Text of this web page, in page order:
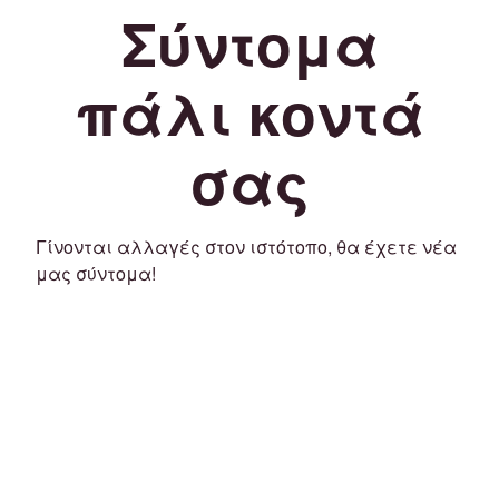
Σύντομα
πάλι κοντά
σας
Γίνονται αλλαγές στον ιστότοπο, θα έχετε νέα
μας σύντομα!